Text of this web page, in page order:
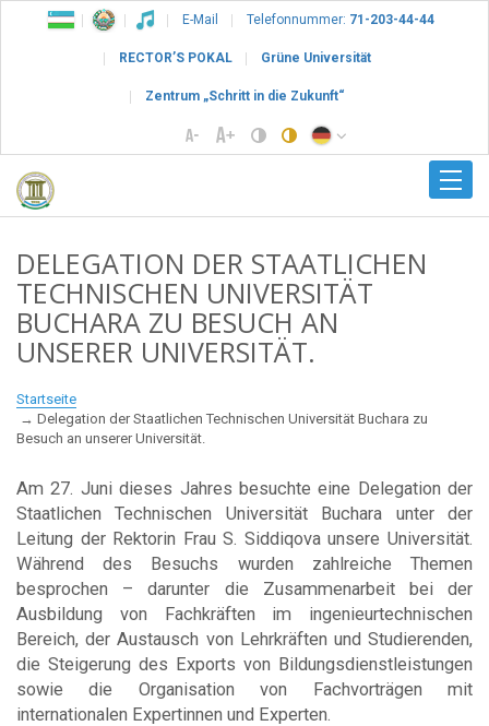
E-Mail Telefonnummer: 71-203-44-44
RECTOR’S POKAL Grüne Universität
Zentrum „Schritt in die Zukunft“
DELEGATION DER STAATLICHEN
TECHNISCHEN UNIVERSITÄT
BUCHARA ZU BESUCH AN
UNSERER UNIVERSITÄT.
Startseite
Delegation der Staatlichen Technischen Universität Buchara zu
Besuch an unserer Universität.
Am 27. Juni dieses Jahres besuchte eine Delegation der
Staatlichen Technischen Universität Buchara unter der
Leitung der Rektorin Frau S. Siddiqova unsere Universität.
Während des Besuchs wurden zahlreiche Themen
besprochen – darunter die Zusammenarbeit bei der
Ausbildung von Fachkräften im ingenieurtechnischen
Bereich, der Austausch von Lehrkräften und Studierenden,
die Steigerung des Exports von Bildungsdienstleistungen
sowie die Organisation von Fachvorträgen mit
internationalen Expertinnen und Experten.